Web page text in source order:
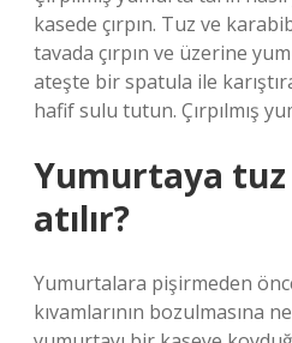
kasede çırpın. Tuz ve
tavada çırpın ve üzerine
ateşte bir spatula ile
hafif sulu tutun. Çırpılmış
Yumurtaya tuz
atılır?
Yumurtalara pişirmeden
kıvamlarının bozulmasına